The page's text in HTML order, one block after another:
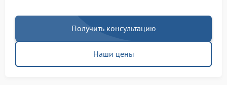
Получить консультацию
Наши цены